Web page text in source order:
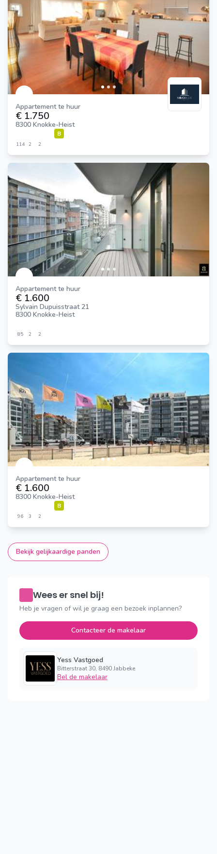
Appartement te huur
€ 1.750
8300 Knokke-Heist
114 2 2
B
Appartement te huur
€ 1.600
Sylvain Dupuisstraat 21
8300 Knokke-Heist
85 2 2
Appartement te huur
€ 1.600
8300 Knokke-Heist
96 3 2
B
Bekijk gelijkaardige panden
Wees er snel bij!
Heb je vragen of wil je graag een bezoek inplannen?
Contacteer de makelaar
Yess Vastgoed
Bitterstraat 30, 8490 Jabbeke
Bel de makelaar